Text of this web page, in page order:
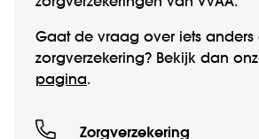
zorgverzekeringen van VvAA.
Gaat de vraag over iets
zorgverzekering? Bekijk dan
pagina.
Zorgverzekering